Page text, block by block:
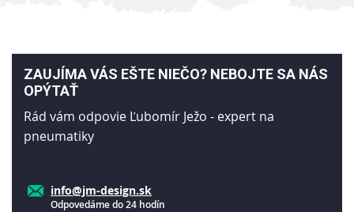
ZAUJÍMA VÁS EŠTE NIEČO? NEBOJTE SA NÁS
OPÝTAŤ
Rád vám odpovie Ľubomír Ježo - expert na
pneumatiky
info@jm-design.sk
Odpovedáme do 24 hodín